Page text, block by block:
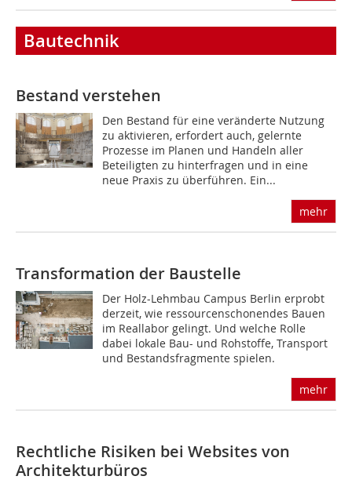
Bautechnik
Bestand verstehen
Den Bestand für eine veränderte Nutzung
zu aktivieren, erfordert auch, gelernte
Prozesse im Planen und Handeln aller
Beteiligten zu hinterfragen und in eine
neue Praxis zu überführen. Ein...
mehr
Transformation der Baustelle
Der Holz-Lehmbau Campus Berlin erprobt
derzeit, wie ressourcenschonendes Bauen
im Reallabor gelingt. Und welche Rolle
dabei lokale Bau- und Rohstoffe, Transport
und ­Bestandsfragmente spielen.
mehr
Rechtliche Risiken bei Websites von
Architekturbüros